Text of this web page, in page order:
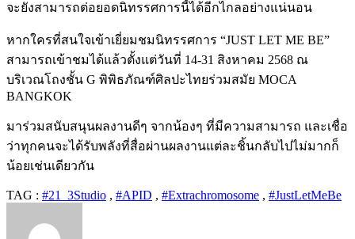
จะยังสามารถต่อยอดนิทรรศการนี้ได้อีกไกลอย่างแน่นอน
หากใครที่สนใจเข้าเยี่ยมชมนิทรรศการ “JUST LET ME BE”
สามารถเข้าชมได้แล้วตั้งแต่วันที่ 14-31 สิงหาคม 2568 ณ
บริเวณโถงชั้น G พิพิธภัณฑ์ศิลปะไทยร่วมสมัย MOCA
BANGKOK
มาร่วมสนับสนุนผลงานดีๆ จากน้องๆ ที่มีความสามารถ และเชื่อ
ว่าทุกคนจะได้รับพลังที่สื่อผ่านผลงานแต่ละชิ้นกลับไปไม่มากก็
น้อยเช่นเดียวกัน
TAG : #21_3Studio , #APID , #Extrachromosome , #JustLetMeBe